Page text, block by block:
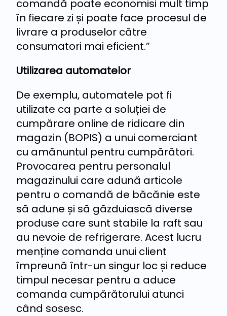
comandă poate economisi mult timp
în fiecare zi și poate face procesul de
livrare a produselor către
consumatori mai eficient.”
Utilizarea automatelor
De exemplu, automatele pot fi
utilizate ca parte a soluției de
cumpărare online de ridicare din
magazin (BOPIS) a unui comerciant
cu amănuntul pentru cumpărători.
Provocarea pentru personalul
magazinului care adună articole
pentru o comandă de băcănie este
să adune și să găzduiască diverse
produse care sunt stabile la raft sau
au nevoie de refrigerare. Acest lucru
menține comanda unui client
împreună într-un singur loc și reduce
timpul necesar pentru a aduce
comanda cumpărătorului atunci
când sosesc.